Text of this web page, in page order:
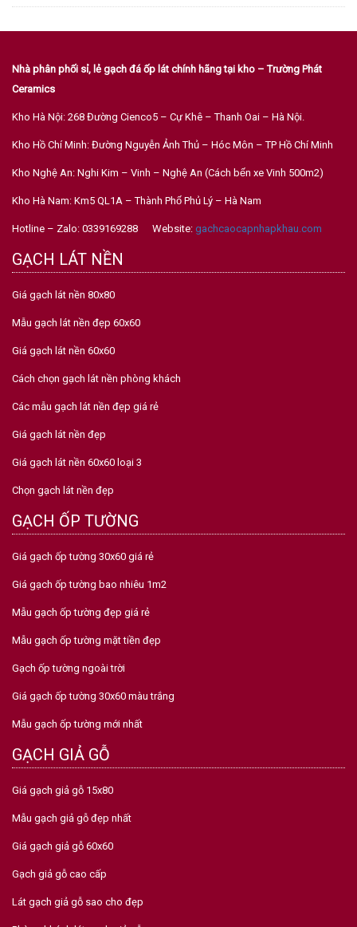
Nhà phân phối sỉ, lẻ gạch đá ốp lát chính hãng tại kho – Trường Phát
Ceramics
Kho Hà Nội: 268 Đường Cienco5 – Cự Khê – Thanh Oai – Hà Nội.
Kho Hồ Chí Minh: Đường Nguyễn Ảnh Thủ – Hóc Môn – TP Hồ Chí Minh
Kho Nghệ An: Nghi Kim – Vinh – Nghệ An (Cách bến xe Vinh 500m2)
Kho Hà Nam: Km5 QL1A – Thành Phố Phủ Lý – Hà Nam
Hotline – Zalo: 0339169288 Website: gachcaocapnhapkhau.com
GẠCH LÁT NỀN
Giá gạch lát nền 80x80
Mẫu gạch lát nền đẹp 60x60
Giá gạch lát nền 60x60
Cách chọn gạch lát nền phòng khách
Các mẫu gạch lát nền đẹp giá rẻ
Giá gạch lát nền đẹp
Giá gạch lát nền 60x60 loại 3
Chọn gạch lát nền đẹp
GẠCH ỐP TƯỜNG
Giá gạch ốp tường 30x60 giá rẻ
Giá gạch ốp tường bao nhiêu 1m2
Mẫu gạch ốp tường đẹp giá rẻ
Mẫu gạch ốp tường mặt tiền đẹp
Gạch ốp tường ngoài trời
Giá gạch ốp tường 30x60 màu trắng
Mẫu gạch ốp tường mới nhất
GẠCH GIẢ GỖ
Giá gạch giả gỗ 15x80
Mẫu gạch giả gỗ đẹp nhất
Giá gạch giả gỗ 60x60
Gạch giả gỗ cao cấp
Lát gạch giả gỗ sao cho đẹp